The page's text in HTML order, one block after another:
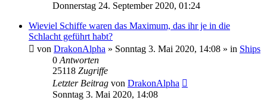
Donnerstag 24. September 2020, 01:24
Wieviel Schiffe waren das Maximum, das ihr je in die
Schlacht geführt habt?
von DrakonAlpha » Sonntag 3. Mai 2020, 14:08 » in Ships
0 Antworten
25118 Zugriffe
Letzter Beitrag von DrakonAlpha
Sonntag 3. Mai 2020, 14:08